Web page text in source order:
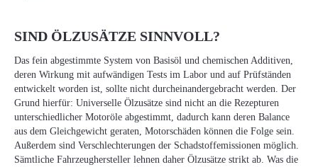
SIND ÖLZUSÄTZE SINNVOLL?
Das fein abgestimmte System von Basisöl und chemischen Additiven,
deren Wirkung mit aufwändigen Tests im Labor und auf Prüfständen
entwickelt worden ist, sollte nicht durcheinandergebracht werden. Der
Grund hierfür: Universelle Ölzusätze sind nicht an die Rezepturen
unterschiedlicher Motoröle abgestimmt, dadurch kann deren Balance
aus dem Gleichgewicht geraten, Motorschäden können die Folge sein.
Außerdem sind Verschlechterungen der Schadstoffemissionen möglich.
Sämtliche Fahrzeughersteller lehnen daher Ölzusätze strikt ab. Was die